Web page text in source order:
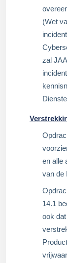
(Wet
zal
en alle
van de
14.1
ook